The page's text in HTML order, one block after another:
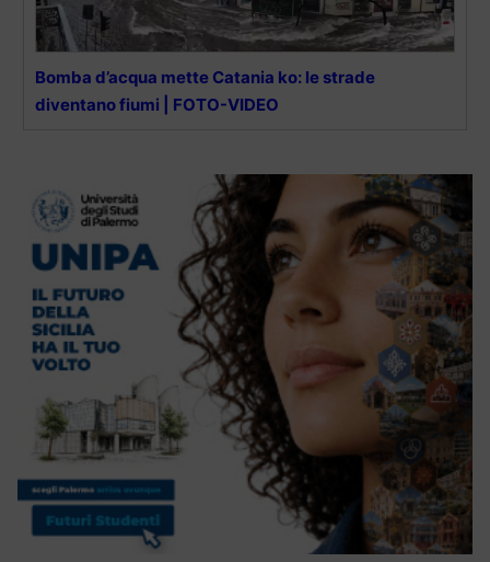
Bomba d’acqua mette Catania ko: le strade
diventano fiumi | FOTO-VIDEO